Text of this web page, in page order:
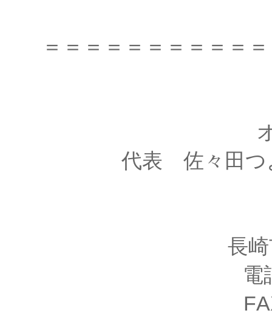
＝＝＝＝＝＝＝＝＝＝
代表 佐々田つ
長
電